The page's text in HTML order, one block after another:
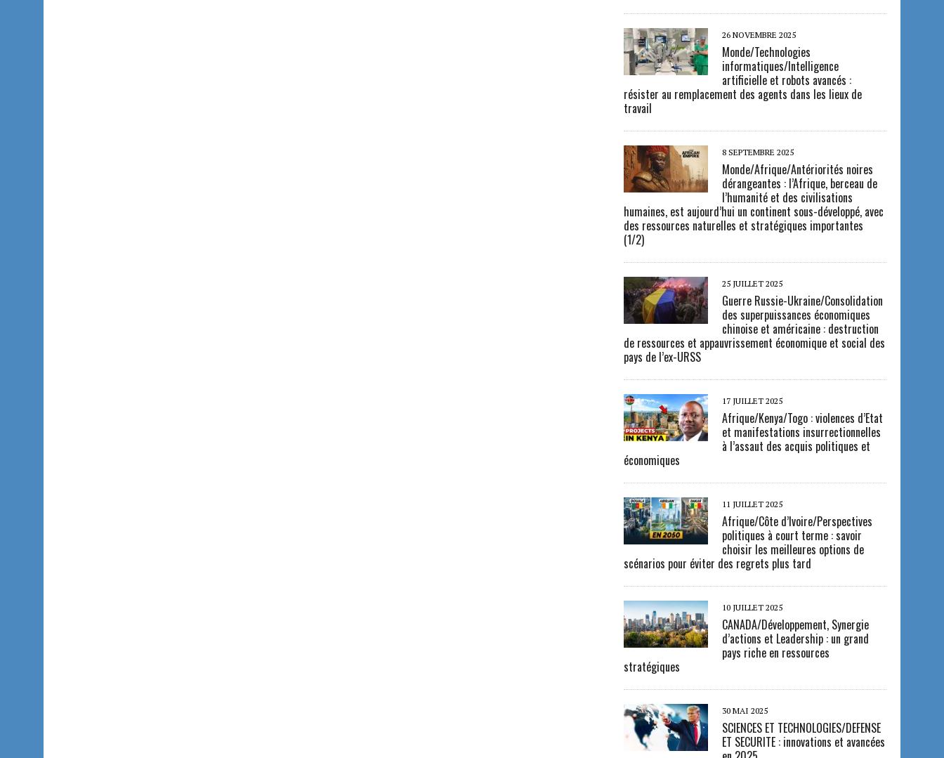
26 NOVEMBRE 2025
Monde/Technologies
informatiques/Intelligence
artificielle et robots avancés :
résister au remplacement des agents dans les lieux de
travail
8 SEPTEMBRE 2025
Monde/Afrique/Antériorités noires
dérangeantes : l’Afrique, berceau de
l’humanité et des civilisations
humaines, est aujourd’hui un continent sous-développé, avec
des ressources naturelles et stratégiques importantes
(1/2)
25 JUILLET 2025
Guerre Russie-Ukraine/Consolidation
des superpuissances économiques
chinoise et américaine : destruction
de ressources et appauvrissement économique et social des
pays de l’ex-URSS
17 JUILLET 2025
Afrique/Kenya/Togo : violences d’Etat
et manifestations insurrectionnelles
à l’assaut des acquis politiques et
économiques
11 JUILLET 2025
Afrique/Côte d’Ivoire/Perspectives
politiques à court terme : savoir
choisir les meilleures options de
scénarios pour éviter des regrets plus tard
10 JUILLET 2025
CANADA/Développement, Synergie
d’actions et Leadership : un grand
pays riche en ressources
stratégiques
30 MAI 2025
SCIENCES ET TECHNOLOGIES/DEFENSE
ET SECURITE : innovations et avancées